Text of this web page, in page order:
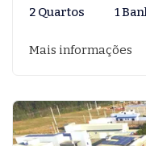
2 Quartos 1
Mais informações